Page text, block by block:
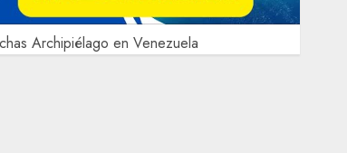
Archipiélago en Venezuela